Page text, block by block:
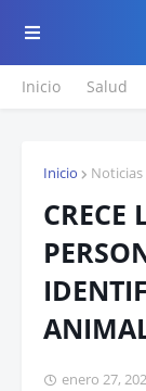
Inicio Salud
Inicio
CRECE
enero 27,